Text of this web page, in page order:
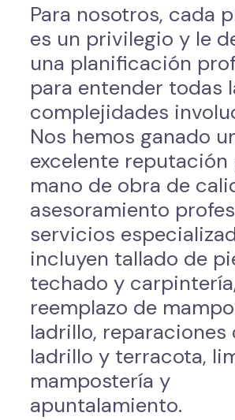
Para nosotros, cada
es un privilegio y le
una planificación
para entender todas
complejidades
Nos hemos ganado
excelente reputación
mano de obra de
asesoramiento
servicios
incluyen tallado de
techado y
reemplazo de
ladrillo, reparaciones
ladrillo y terracota,
mampostería y
apuntalamiento.